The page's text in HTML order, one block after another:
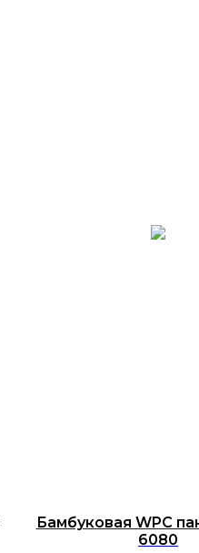
Бамбуковая WPC
6080